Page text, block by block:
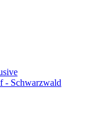
- Schwarzwald